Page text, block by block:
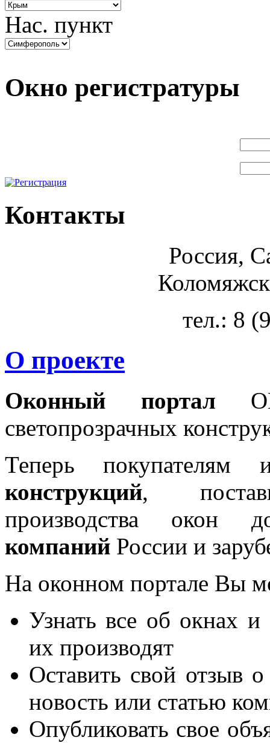
Нас. пункт
Окно регистратуры
Контакты
Россия,
тел.: 8
О проекте
Оконный портал
светопрозрачных
Теперь покупателям
конструкций,
производства окон
компаний России и
На оконном портале Вы
Узнать все об окнах и
их производят
Оставить свой отзыв
новость или статью
Опубликовать свое